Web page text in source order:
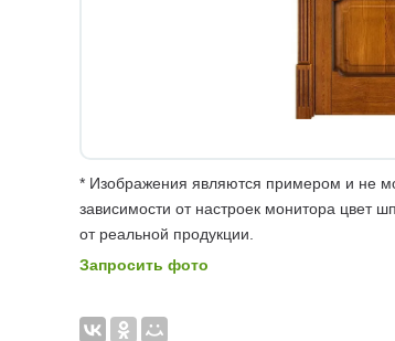
* Изображения являются примером и не
зависимости от настроек монитора цвет
от реальной продукции.
Запросить фото